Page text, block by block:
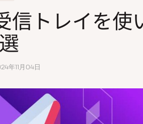
信トレイを使
年11月04日